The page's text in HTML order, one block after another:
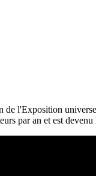
de l'Exposition
par an et est